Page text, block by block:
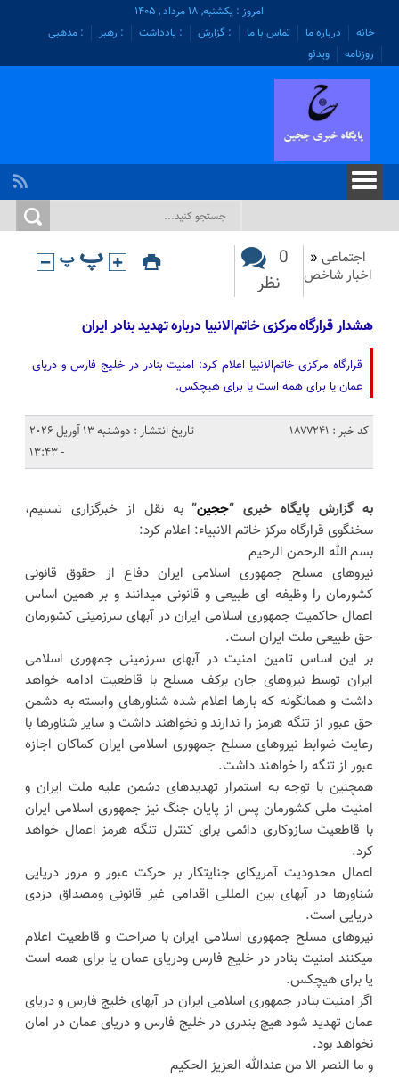
امروز : یکشنبه, ۱۸ مرداد , ۱۴۰۵
خانه
درباره ما تماس با ما : گزارش : یادداشت : رهبر
: مذهبی
روزنامه
ویدئو
اجتماعی «
اخبار شاخص
0
نظر
هشدار قرارگاه مرکزی خاتم‌الانبیا درباره تهدید بنادر ایران
قرارگاه مرکزی خاتم‌الانبیا اعلام کرد: امنیت بنادر در خلیج فارس و دریای
عمان یا برای همه است یا برای هیچکس.
کد خبر : 1877241
تاریخ انتشار : دوشنبه 13 آوریل 2026
- 13:43
به گزارش پایگاه خبری “ججین”به نقل از خبرگزاری تسنیم،
سخنگوی قرارگاه مرکز خاتم الانبیاء: اعلام کرد:
بسم الله الرحمن الرحیم
‌نیروهای مسلح جمهوری اسلامی ایران دفاع از حقوق قانونی
کشورمان را وظیفه ای طبیعی و قانونی میدانند و بر همین اساس
اعمال حاکمیت جمهوری اسلامی ایران در آبهای سرزمینی کشورمان
حق طبیعی ملت ایران است.
‌بر این اساس تامین امنیت در آبهای سرزمینی جمهوری اسلامی
ایران توسط نیروهای جان برکف مسلح با قاطعیت ادامه خواهد
داشت و همانگونه که بارها اعلام شده شناورهای وابسته به دشمن
حق عبور از تنگه هرمز را ندارند و نخواهند داشت و سایر شناورها با
رعایت ضوابط نیروهای مسلح جمهوری اسلامی ایران کماکان اجازه
عبور از تنگه را خواهند داشت.
‌همچنین با توجه به استمرار تهدیدهای دشمن علیه ملت ایران و
امنیت ملی کشورمان پس از پایان جنگ نیز جمهوری اسلامی ایران
با قاطعیت سازوکاری دائمی برای کنترل تنگه هرمز اعمال خواهد
کرد.
‌اعمال محدودیت آمریکای جنایتکار بر حرکت عبور و مرور دریایی
شناورها در آبهای بین المللی اقدامی غیر قانونی ومصداق دزدی
دریایی است.
‌نیروهای مسلح جمهوری اسلامی ایران با صراحت و قاطعیت اعلام
میکنند امنیت بنادر در خلیج فارس ودریای عمان یا برای همه است
یا برای هیچکس.
‌اگر امنیت بنادر جمهوری اسلامی ایران در آبهای خلیج فارس و دریای
عمان تهدید شود هیچ بندری در خلیج فارس و دریای عمان در امان
نخواهد بود.
و ما النصر الا من عندالله العزیز الحکیم